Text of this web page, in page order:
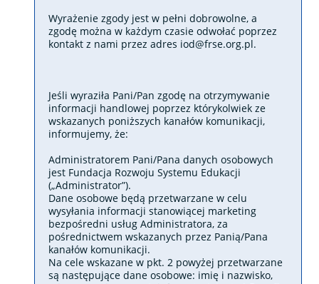
Wyrażenie zgody jest w pełni dobrowolne, a
zgodę można w każdym czasie odwołać poprzez
kontakt z nami przez adres iod@frse.org.pl.
Jeśli wyraziła Pani/Pan zgodę na otrzymywanie
informacji handlowej poprzez którykolwiek ze
wskazanych poniższych kanałów komunikacji,
informujemy, że:
Administratorem Pani/Pana danych osobowych
jest Fundacja Rozwoju Systemu Edukacji
(„Administrator”).
Dane osobowe będą przetwarzane w celu
wysyłania informacji stanowiącej marketing
bezpośredni usług Administratora, za
pośrednictwem wskazanych przez Panią/Pana
kanałów komunikacji.
Na cele wskazane w pkt. 2 powyżej przetwarzane
są następujące dane osobowe: imię i nazwisko,